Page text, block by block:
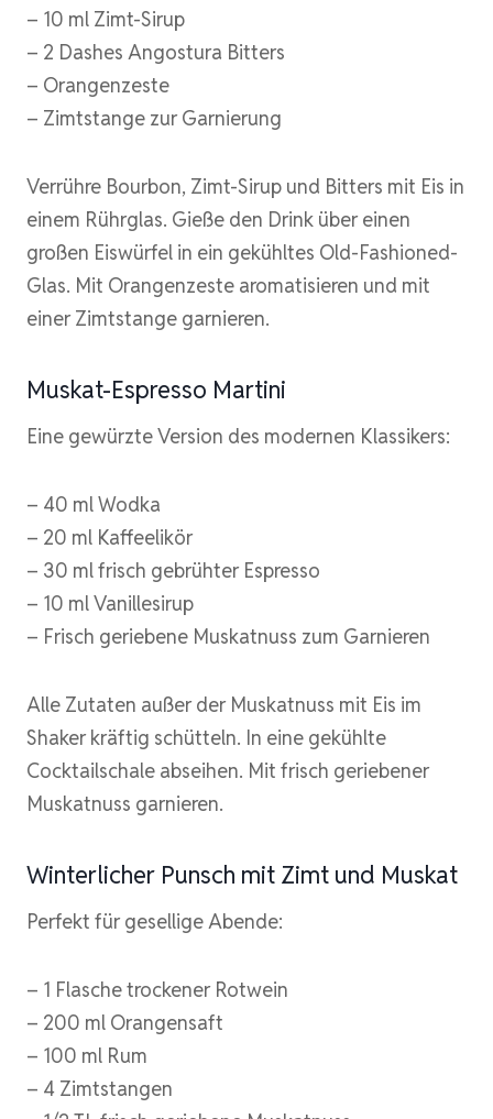
– 10 ml Zimt-Sirup
– 2 Dashes Angostura Bitters
– Orangenzeste
– Zimtstange zur Garnierung
Verrühre Bourbon, Zimt-Sirup und Bitters mit Eis in
einem Rührglas. Gieße den Drink über einen
großen Eiswürfel in ein gekühltes Old-Fashioned-
Glas. Mit Orangenzeste aromatisieren und mit
einer Zimtstange garnieren.
Muskat-Espresso Martini
Eine gewürzte Version des modernen Klassikers:
– 40 ml Wodka
– 20 ml Kaffeelikör
– 30 ml frisch gebrühter Espresso
– 10 ml Vanillesirup
– Frisch geriebene Muskatnuss zum Garnieren
Alle Zutaten außer der Muskatnuss mit Eis im
Shaker kräftig schütteln. In eine gekühlte
Cocktailschale abseihen. Mit frisch geriebener
Muskatnuss garnieren.
Winterlicher Punsch mit Zimt und Muskat
Perfekt für gesellige Abende:
– 1 Flasche trockener Rotwein
– 200 ml Orangensaft
– 100 ml Rum
– 4 Zimtstangen